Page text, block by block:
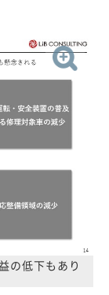
の低下もあり